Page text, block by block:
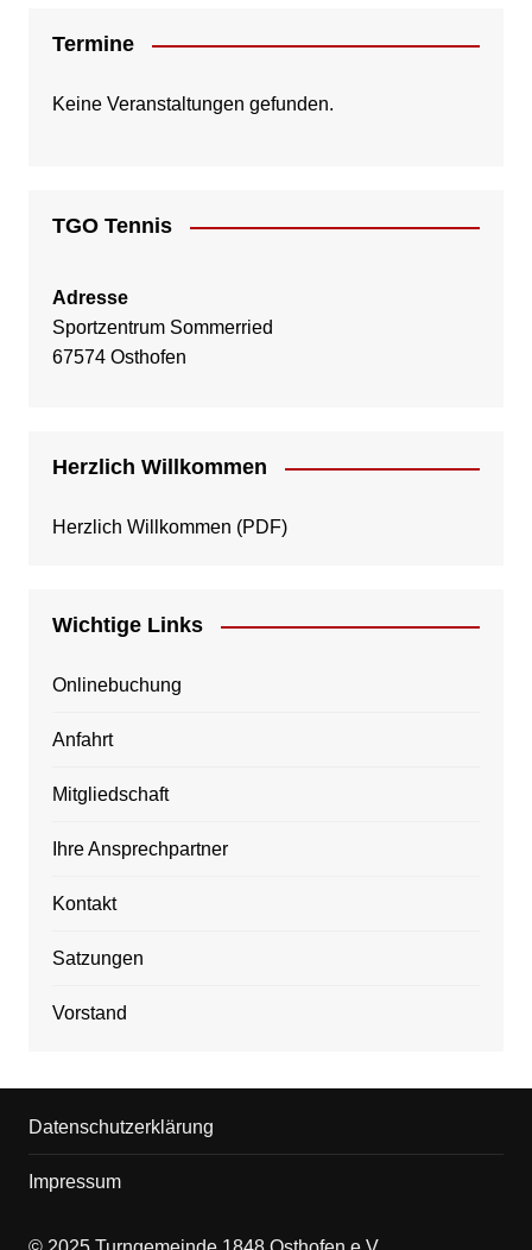
Termine
Keine Veranstaltungen gefunden.
TGO Tennis
Adresse
Sportzentrum Sommerried
67574 Osthofen
Herzlich Willkommen
Herzlich Willkommen (PDF)
Wichtige Links
Onlinebuchung
Anfahrt
Mitgliedschaft
Ihre Ansprechpartner
Kontakt
Satzungen
Vorstand
Datenschutzerklärung
Impressum